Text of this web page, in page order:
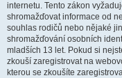
internetu. Tento zákon
shromažďovat informace od
souhlas rodičů nebo nějaké
shromažďování osobních
mladších 13 let. Pokud si
zkouší zaregistrovat na
kterou se zkoušíte